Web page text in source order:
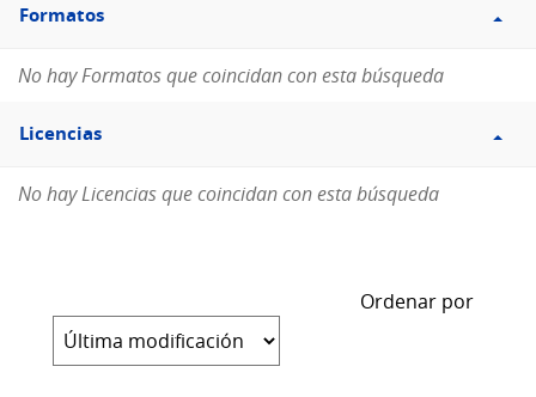
Formatos
Formatos
No hay Formatos que coincidan con esta búsqueda
Filtro
Licencias
Licencias
No hay Licencias que coincidan con esta búsqueda
Ordenar por